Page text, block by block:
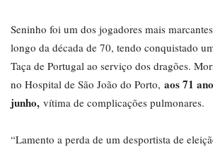
Seninho foi um dos jogadores mais
longo da década de 70, tendo conquistado
Taça de Portugal ao serviço dos dragões.
no Hospital de São João do Porto, aos 71
junho, vítima de complicações pulmonares.
“Lamento a perda de um desportista de